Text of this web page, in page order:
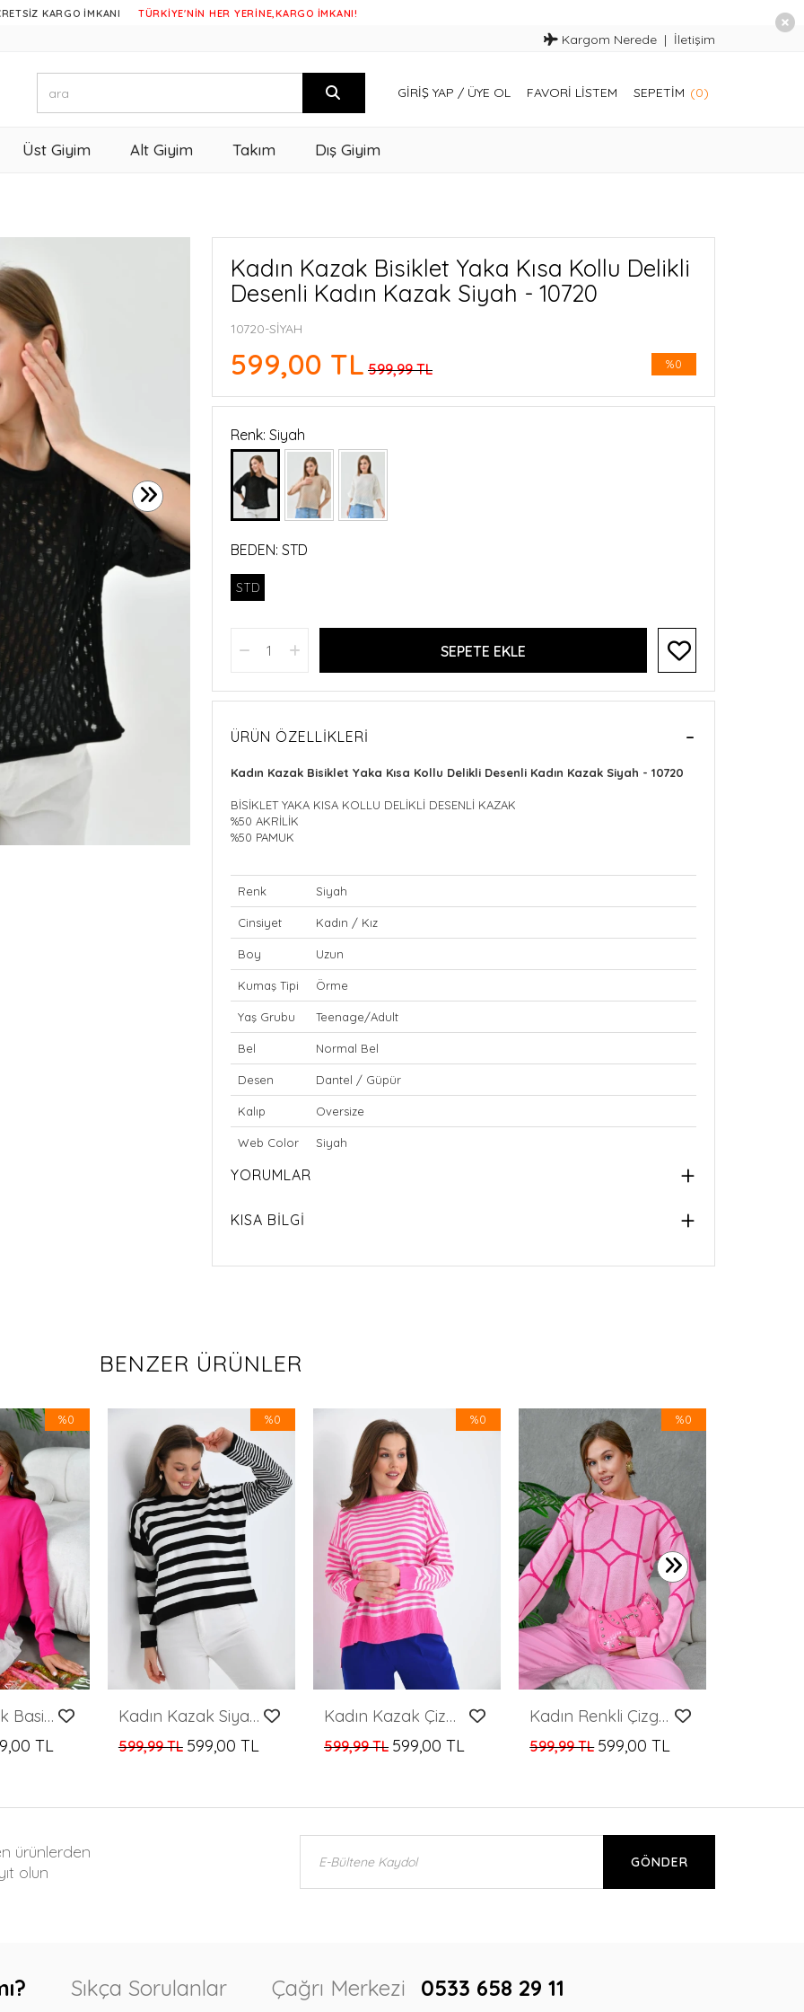
İMKANI TÜRKİYE'NİN HER YERİNE,KARGO İMKANI!
Kargom Nerede İletişim
GIRIŞ YAP / ÜYE OL FAVORI LISTEM SEPETIM (0)
Üst Giyim Alt Giyim Takım Dış Giyim
Kadın Kazak Bisiklet Yaka Kısa Kollu Delikli
Desenli Kadın Kazak Siyah - 10720
10720-SİYAH
%0
599,00 TL 599,99 TL
Renk: Siyah
BEDEN: STD
STD
SEPETE EKLE
ÜRÜN ÖZELLIKLERI
Kadın Kazak Bisiklet Yaka Kısa Kollu Delikli Desenli Kadın Kazak Siyah - 10720
BİSİKLET YAKA KISA KOLLU DELİKLİ DESENLİ KAZAK
%50 AKRİLİK
%50 PAMUK
Renk Siyah
Cinsiyet Kadın / Kız
Boy Uzun
Kumaş Tipi Örme
Yaş Grubu Teenage/Adult
Bel Normal Bel
Desen Dantel / Güpür
Kalıp Oversize
Web Color Siyah
YORUMLAR
KISA BİLGİ
BENZER ÜRÜNLER
%0
Kadın Kazak Basic Bisiklet Yaka Kazak Kadın Kazak Fuşya - 10245
TL
%0
Kadın Kazak Siyah Beyaz Çizgili Bisiklet Yaka Kazak Siyah - 10141
599,99 TL 599,00 TL
%0
Kadın Kazak Çizgili Yuvarlak Yaka İnce Kazak Fuşya - 10147
599,99 TL 599,00 TL
%0
Kadın Renkli Çizgili Bisiklet yaka Kazak Kadın Kazak
599,99 TL 599,00 TL
ürünlerden
olun
GÖNDER
Sıkça Sorulanlar Çağrı Merkezi 0533 658 29 11